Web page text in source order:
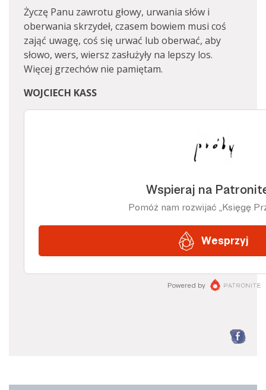
Życzę Panu zawrotu głowy, urwania słów i
oberwania skrzydeł, czasem bowiem musi coś
zająć uwagę, coś się urwać lub oberwać, aby
słowo, wers, wiersz zasłużyły na lepszy los.
Więcej grzechów nie pamiętam.
WOJCIECH KASS